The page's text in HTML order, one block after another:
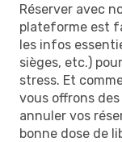
Réserver avec
plateforme est
les infos
sièges, etc.)
stress. Et
vous offrons
annuler vos
bonne dose de